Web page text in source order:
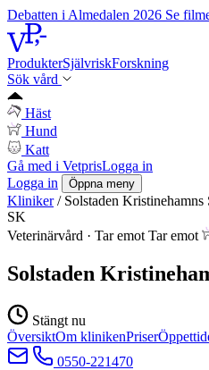
Debatten i Almedalen 2026 Se
ProdukterSjälvriskForskning
Sök vård
Häst
Hund
Katt
Gå med i VetprisLogga in
Logga in
Öppna meny
Kliniker / Solstaden
SK
Veterinärvård · Tar emot Tar emot
Solstaden
Stängt nu
ÖversiktOm klinikenPriser
0550-221470